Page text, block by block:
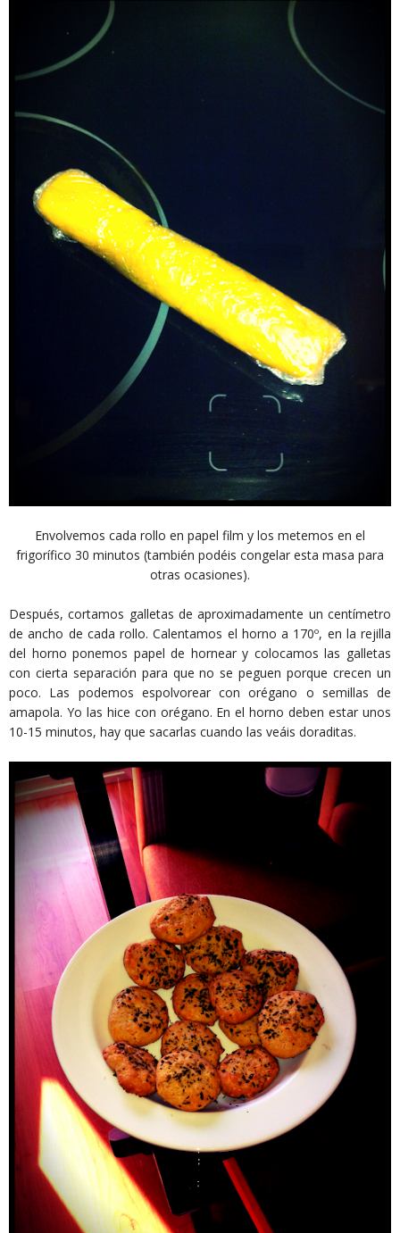
Envolvemos cada rollo en papel film y los metemos en el
frigorífico 30 minutos (también podéis congelar esta masa para
otras ocasiones).
Después, cortamos galletas de aproximadamente un centímetro
de ancho de cada rollo. Calentamos el horno a 170º, en la rejilla
del horno ponemos papel de hornear y colocamos las galletas
con cierta separación para que no se peguen porque crecen un
poco. Las podemos espolvorear con orégano o semillas de
amapola. Yo las hice con orégano. En el horno deben estar unos
10-15 minutos, hay que sacarlas cuando las veáis doraditas.